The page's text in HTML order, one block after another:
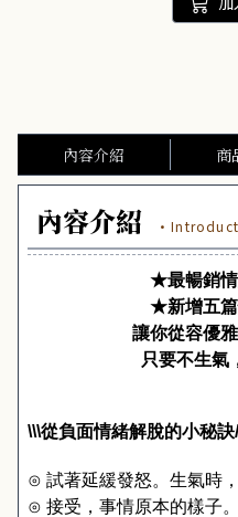
內容介紹 商
內容介紹
★最暢銷
★新增五
讓你從容優
只要不生氣
\\\從負面情緒解脫的小秘訣
⊙ 試著延緩發怒。生氣時
⊙ 接受，事情原本的樣子